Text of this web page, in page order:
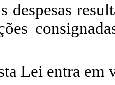
despesas
Lei entra em